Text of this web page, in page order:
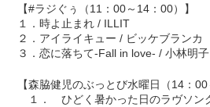
【#ラジぐぅ（11：00～14：00）】
１．時よ止まれ / ILLIT
２．アイライキュー / ビッケブランカ
３．恋に落ちて-Fall in love- / 小林明子
【森脇健児のぶっとび水曜日（14：00
１． ひどく暑かった日のラヴソ